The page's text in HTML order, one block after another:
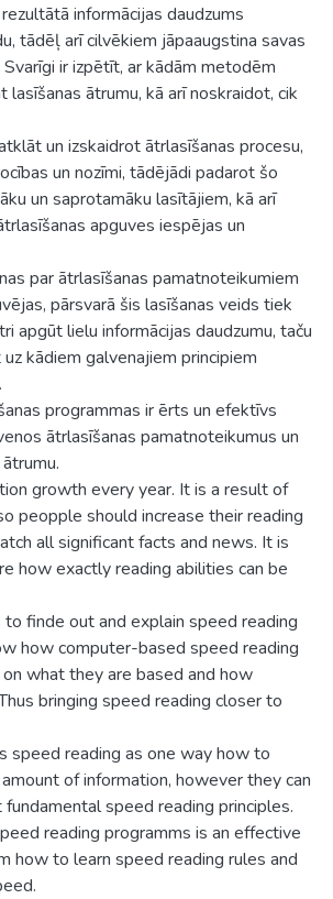
informācijas daudzums
tādēļ arī cilvēkiem jāpaaugstina savas
ir izpētīt, ar kādām metodēm
lasīšanas ātrumu, kā arī noskraidot, cik
un izskaidrot ātrlasīšanas procesu,
un nozīmi, tādējādi padarot šo
un saprotamāku lasītājiem, kā arī
apguves iespējas un
par ātrlasīšanas pamatnoteikumiem
pārsvarā šis lasīšanas veids tiek
apgūt lielu informācijas daudzumu, taču
kādiem galvenajiem principiem
programmas ir ērts un efektīvs
ātrlasīšanas pamatnoteikumus un
growth every year. It is a result of
peopple should increase their reading
all significant facts and news. It is
how exactly reading abilities can be
to finde out and explain speed reading
how computer-based speed reading
what they are based and how
bringing speed reading closer to
speed reading as one way how to
of information, however they can
speed reading principles.
reading programms is an effective
how to learn speed reading rules and